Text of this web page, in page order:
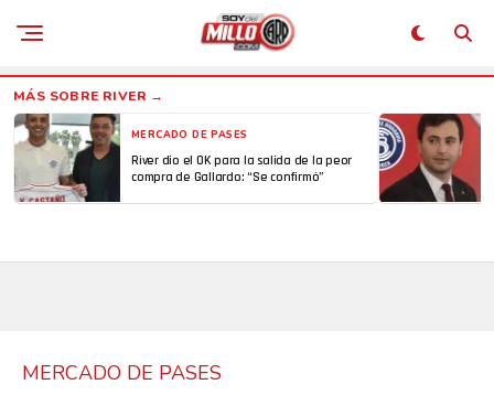
MERCADO DE PASES
River dio el OK para la salida de la peor
compra de Gallardo: “Se confirmó”
MERCADO DE PASES